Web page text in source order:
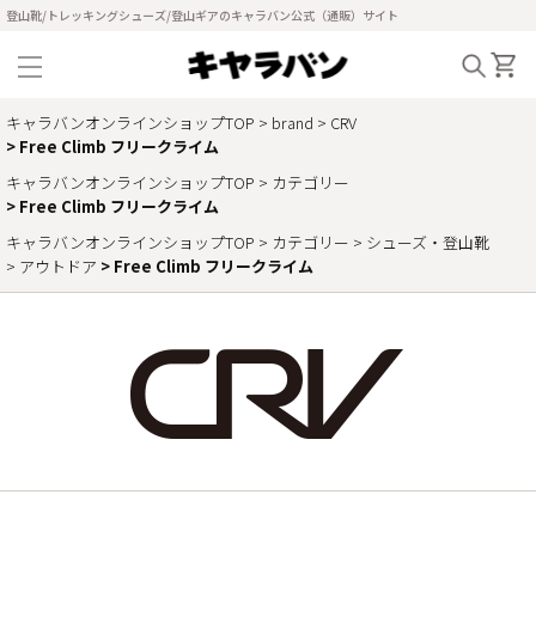
登山靴/トレッキングシューズ/登山ギアのキャラバン公式（通販）サイト
キャラバンオンラインショップTOP brand
CRV
Free Climb フリークライム
キャラバンオンラインショップTOP
カテゴリー
Free Climb フリークライム
キャラバンオンラインショップTOP
カテゴリー
シューズ・登山靴
アウトドア
Free Climb フリークライム